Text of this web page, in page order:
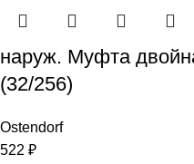
наруж. Муфта
(32/256)
Ostendorf
522 ₽